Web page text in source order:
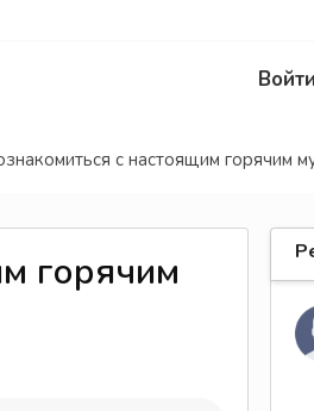
Войти
с настоящим горячим
горячим